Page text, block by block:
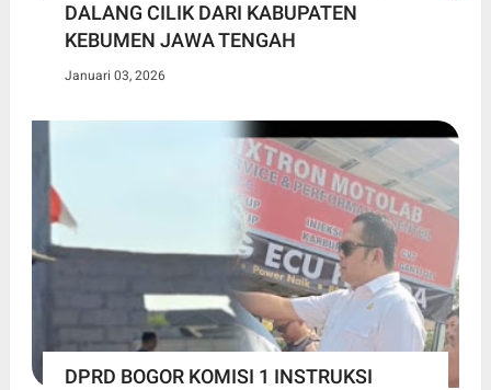
DALANG CILIK DARI KABUPATEN
KEBUMEN JAWA TENGAH
Januari 03, 2026
DPRD BOGOR KOMISI 1 INSTRUKSI